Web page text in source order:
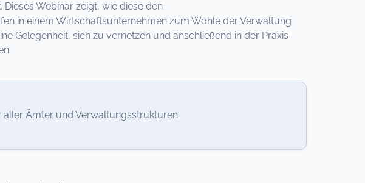
Webinar zeigt, wie diese den
in einem Wirtschaftsunternehmen zum Wohle der Verwaltung
Gelegenheit, sich zu vernetzen und anschließend in der Praxis
aller Ämter und Verwaltungsstrukturen